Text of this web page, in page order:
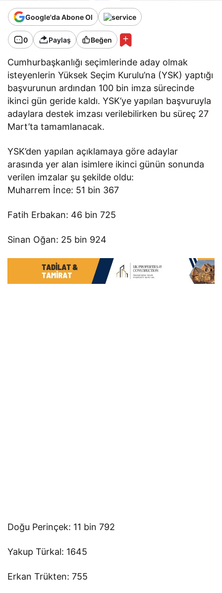
Google'da Abone Ol
0 Paylaş Beğen
Cumhurbaşkanlığı seçimlerinde aday olmak
isteyenlerin Yüksek Seçim Kurulu’na (YSK) yaptığı
başvurunun ardından 100 bin imza sürecinde
ikinci gün geride kaldı. YSK’ye yapılan başvuruyla
adaylara destek imzası verilebilirken bu süreç 27
Mart’ta tamamlanacak.
YSK’den yapılan açıklamaya göre adaylar
arasında yer alan isimlere ikinci günün sonunda
verilen imzalar şu şekilde oldu:
Muharrem İnce: 51 bin 367
Fatih Erbakan: 46 bin 725
Sinan Oğan: 25 bin 924
Doğu Perinçek: 11 bin 792
Yakup Türkal: 1645
Erkan Trükten: 755